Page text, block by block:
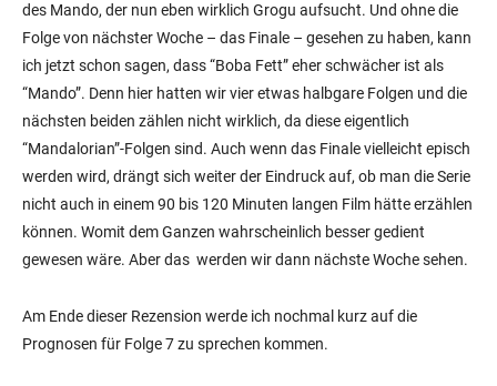
des Mando, der nun eben wirklich Grogu aufsucht. Und ohne die
Folge von nächster Woche – das Finale – gesehen zu haben, kann
ich jetzt schon sagen, dass “Boba Fett” eher schwächer ist als
“Mando”. Denn hier hatten wir vier etwas halbgare Folgen und die
nächsten beiden zählen nicht wirklich, da diese eigentlich
“Mandalorian”-Folgen sind. Auch wenn das Finale vielleicht episch
werden wird, drängt sich weiter der Eindruck auf, ob man die Serie
nicht auch in einem 90 bis 120 Minuten langen Film hätte erzählen
können. Womit dem Ganzen wahrscheinlich besser gedient
gewesen wäre. Aber das werden wir dann nächste Woche sehen.
Am Ende dieser Rezension werde ich nochmal kurz auf die
Prognosen für Folge 7 zu sprechen kommen.